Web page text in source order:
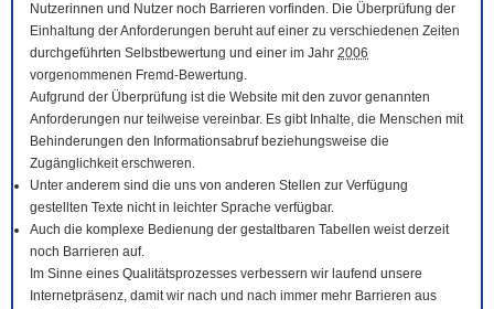
Nutzerinnen und Nutzer noch Barrieren vorfinden. Die Überprüfung der
Einhaltung der Anforderungen beruht auf einer zu verschiedenen Zeiten
durchgeführten Selbstbewertung und einer im Jahr 2006
vorgenommenen Fremd-Bewertung.
Aufgrund der Überprüfung ist die Website mit den zuvor genannten
Anforderungen nur teilweise vereinbar. Es gibt Inhalte, die Menschen mit
Behinderungen den Informationsabruf beziehungsweise die
Zugänglichkeit erschweren.
Unter anderem sind die uns von anderen Stellen zur Verfügung
gestellten Texte nicht in leichter Sprache verfügbar.
Auch die komplexe Bedienung der gestaltbaren Tabellen weist derzeit
noch Barrieren auf.
Im Sinne eines Qualitätsprozesses verbessern wir laufend unsere
Internetpräsenz, damit wir nach und nach immer mehr Barrieren aus